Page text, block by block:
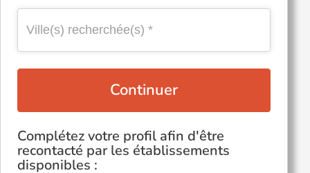
Continuer
Complétez votre profil afin d'être
recontacté par les établissements
disponibles :